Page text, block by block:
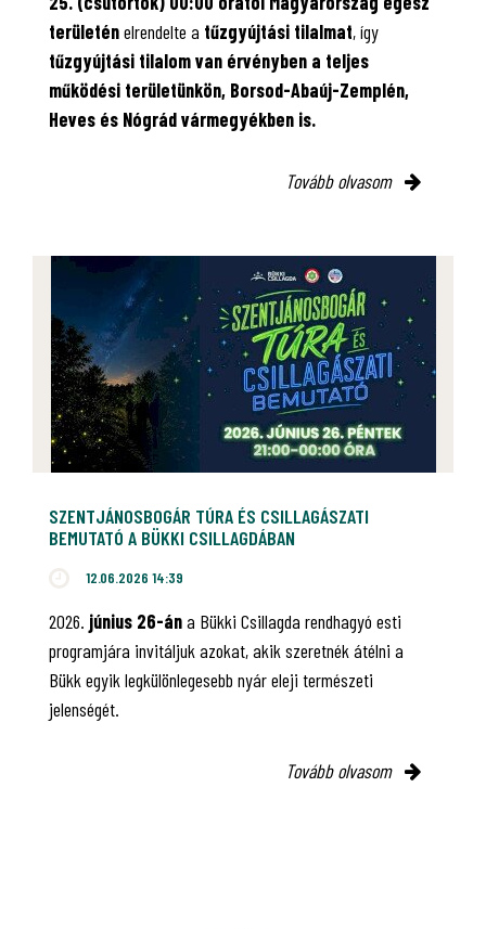
területénelrendelte a tűzgyújtási tilalmat, így
tűzgyújtási tilalom van érvényben a teljes
működési területünkön, Borsod-Abaúj-Zemplén,
Heves és Nógrád vármegyékben is.
Tovább olvasom
SZENTJÁNOSBOGÁR TÚRA ÉS CSILLAGÁSZATI
BEMUTATÓ A BÜKKI CSILLAGDÁBAN
12.06.2026 14:39
2026. június 26-ána Bükki Csillagda rendhagyó esti
programjára invitáljuk azokat, akik szeretnék átélni a
Bükk egyik legkülönlegesebb nyár eleji természeti
jelenségét.
Tovább olvasom